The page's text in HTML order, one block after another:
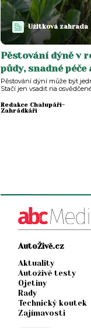
Užitková zahrada
Pěstování dýně v
půdy, snadné
Pěstování dýní může být
Stačí jen vsadit na
Redakce Chalupáři-
Zahrádkáři
AutoŽivě.cz
Aktuality
Autoživě testy
Ojetiny
Rady
Technický koutek
Zajímavosti